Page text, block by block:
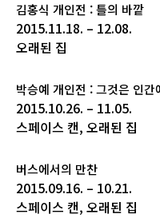
김홍식 개인전 : 틀의 바깥
2015.11.18. – 12.08.
오래된 집
박승예 개인전 : 그것은 인
2015.10.26. – 11.05.
스페이스 캔, 오래된 집
버스에서의 만찬
2015.09.16. – 10.21.
스페이스 캔, 오래된 집